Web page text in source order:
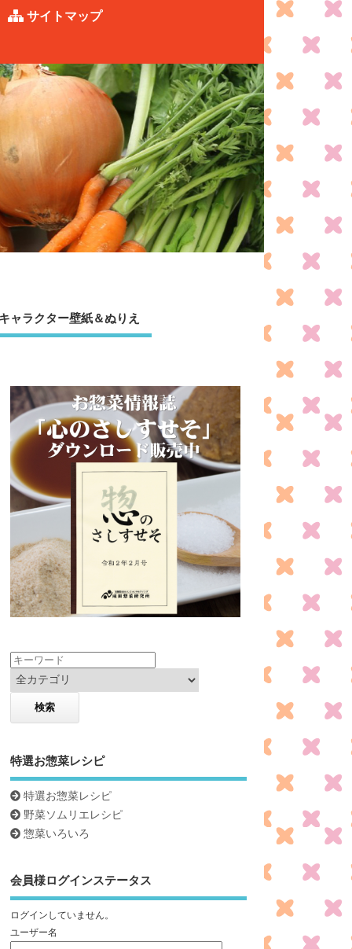
サイトマップ
ャラクター壁紙＆ぬりえ
特選お惣菜レシピ
特選お惣菜レシピ
野菜ソムリエレシピ
惣菜いろいろ
会員様ログインステータス
ログインしていません。
ユーザー名